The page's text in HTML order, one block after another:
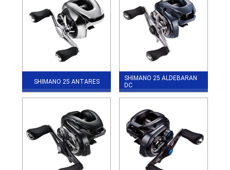
SHIMANO 25 ANTARES
SHIMANO 25 ALDEBARAN
DC